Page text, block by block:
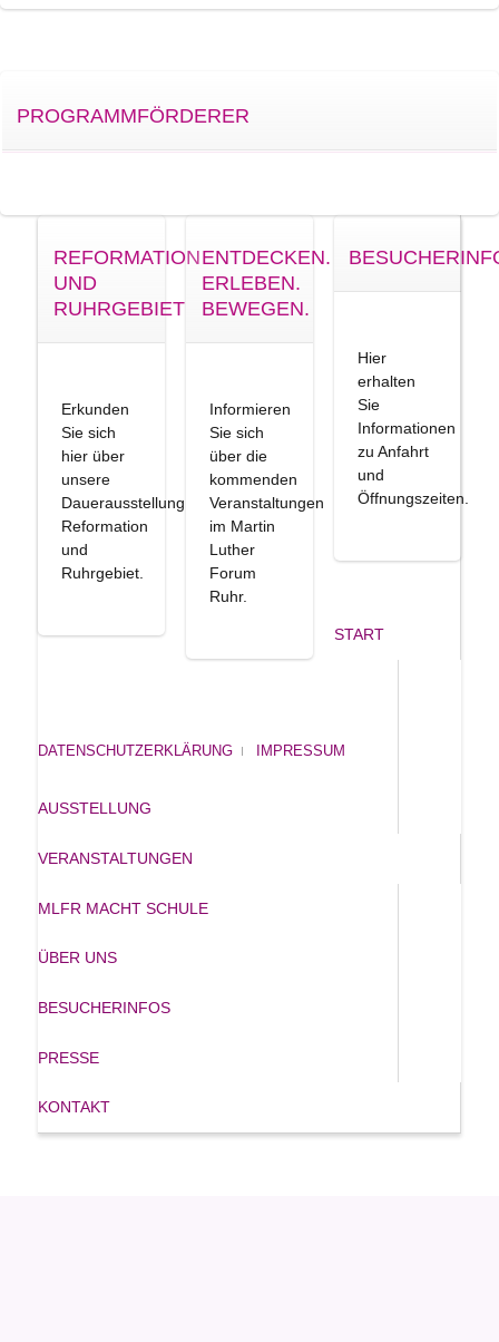
PROGRAMMFÖRDERER
REFORMATION
UND
RUHRGEBIET
Erkunden
Sie sich
hier über
unsere
Dauerausstellung
Reformation
und
Ruhrgebiet.
ENTDECKEN.
ERLEBEN.
BEWEGEN.
Informieren
Sie sich
über die
kommenden
Veranstaltungen
im Martin
Luther
Forum
Ruhr.
Hier
erhalten
Sie
Informationen
zu Anfahrt
und
Öffnungszeiten.
DATENSCHUTZERKLÄRUNG IMPRESSUM
START
AUSSTELLUNG
VERANSTALTUNGEN
MLFR MACHT SCHULE
ÜBER UNS
BESUCHERINFOS
PRESSE
KONTAKT